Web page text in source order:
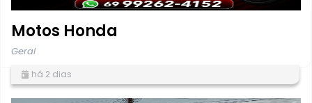
Motos Honda
Geral
há 2 dias